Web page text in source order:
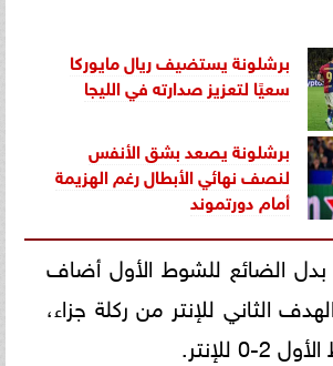
برشلونة يستضيف ريال مايوركا
سعيًا لتعزيز صدارته في الليجا
برشلونة يصعد بشق الأنفس
لنصف نهائي الأبطال رغم الهزيمة
أمام دورتموند
الضائع للشوط الأول أضاف
الثاني للإنتر من ركلة جزاء،
للإنتر.